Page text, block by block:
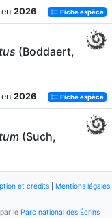
2026 Fiche espèce
(Boddaert,
2026 Fiche espèce
(Such,
2026 Fiche espèce
et crédits| Mentions légales
le Parc national des Écrins